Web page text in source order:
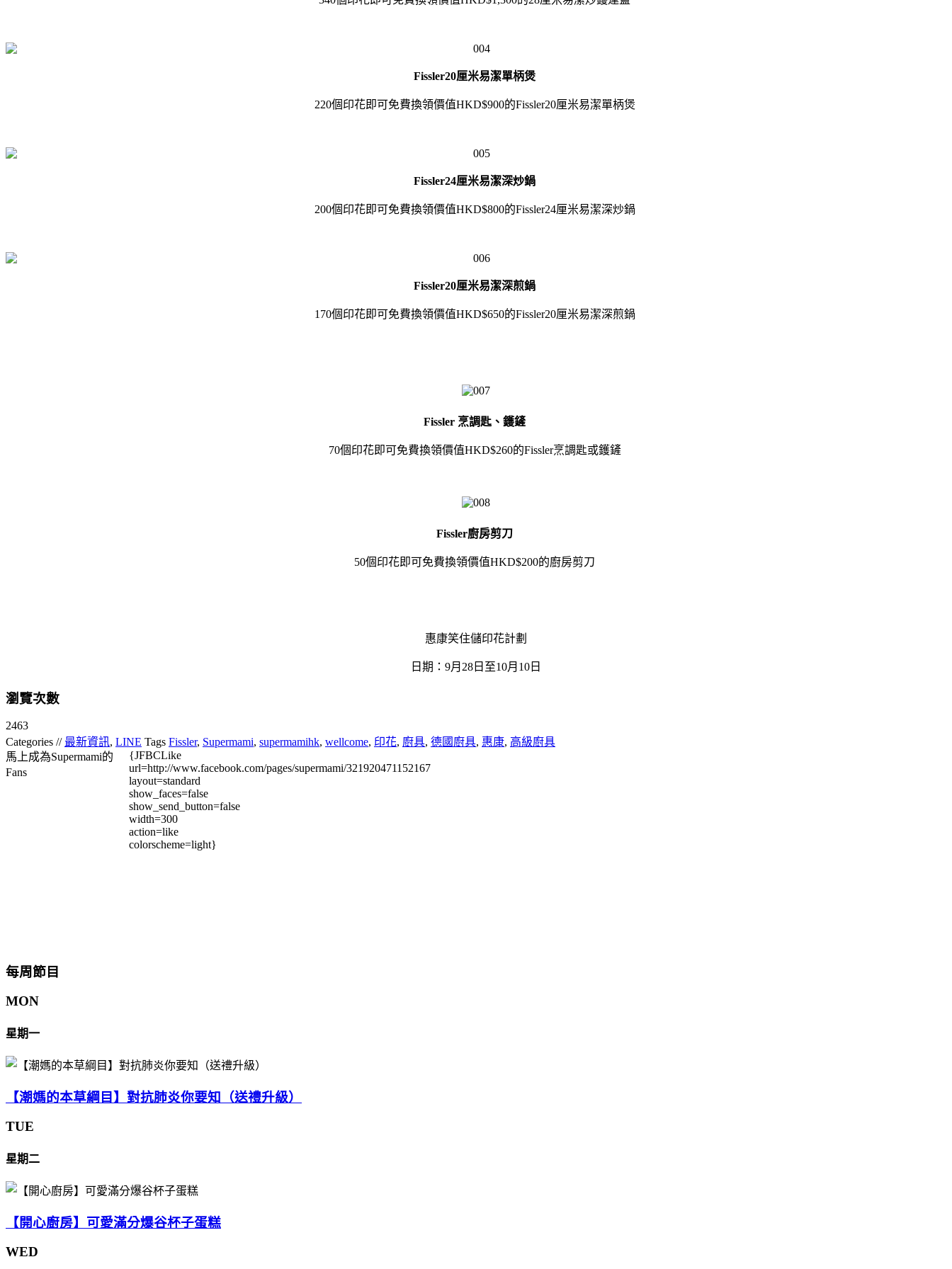
Fissler20厘米易潔單柄煲
220個印花即可免費換領價值HKD$900的Fissler20厘米易潔單柄煲
Fissler24厘米易潔深炒鍋
200個印花即可免費換領價值HKD$800的Fissler24厘米易潔深炒鍋
Fissler20厘米易潔深煎鍋
170個印花即可免費換領價值HKD$650的Fissler20厘米易潔深煎鍋
Fissler 烹調匙、鑊鏟
70個印花即可免費換領價值HKD$260的Fissler烹調匙或鑊鏟
Fissler廚房剪刀
50個印花即可免費換領價值HKD$200的廚房剪刀
惠康笑住儲印花計劃
日期：9月28日至10月10日
瀏覽次數
2463
Categories // 最新資訊, LINE Tags Fissler, Supermami, supermamihk, wellcome, 印花, 廚具, 德國廚具, 惠康, 高級廚具
馬上成為Supermami的
Fans
{JFBCLike
url=http://www.facebook.com/pages/supermami/321920471152167
layout=standard
show_faces=false
show_send_button=false
width=300
action=like
colorscheme=light}
每周節目
MON
星期一
【潮媽的本草綱目】對抗肺炎你要知（送禮升級）
TUE
星期二
【開心廚房】可愛滿分爆谷杯子蛋糕
WED